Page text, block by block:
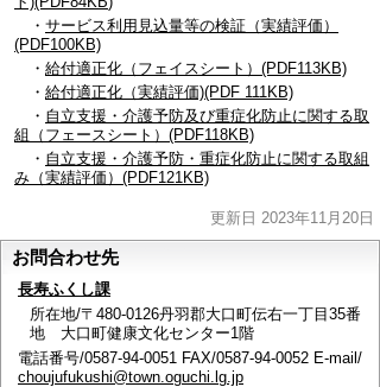
・ サービス利用見込量等の検証（実績評価）
(PDF100KB)
・ 給付適正化（フェイスシート）(PDF113KB)
・ 給付適正化（実績評価)(PDF 111KB)
・ 自立支援・介護予防及び重症化防止に関する取
組（フェースシート）(PDF118KB)
・ 自立支援・介護予防・重症化防止に関する取組
み（実績評価）(PDF121KB)
更新日 2023年11月20日
お問合わせ先
長寿ふくし課
所在地/〒480-0126丹羽郡大口町伝右一丁目35番
地 大口町健康文化センター1階
電話番号/0587-94-0051 FAX/0587-94-0052 E-mail/
choujufukushi@town.oguchi.lg.jp